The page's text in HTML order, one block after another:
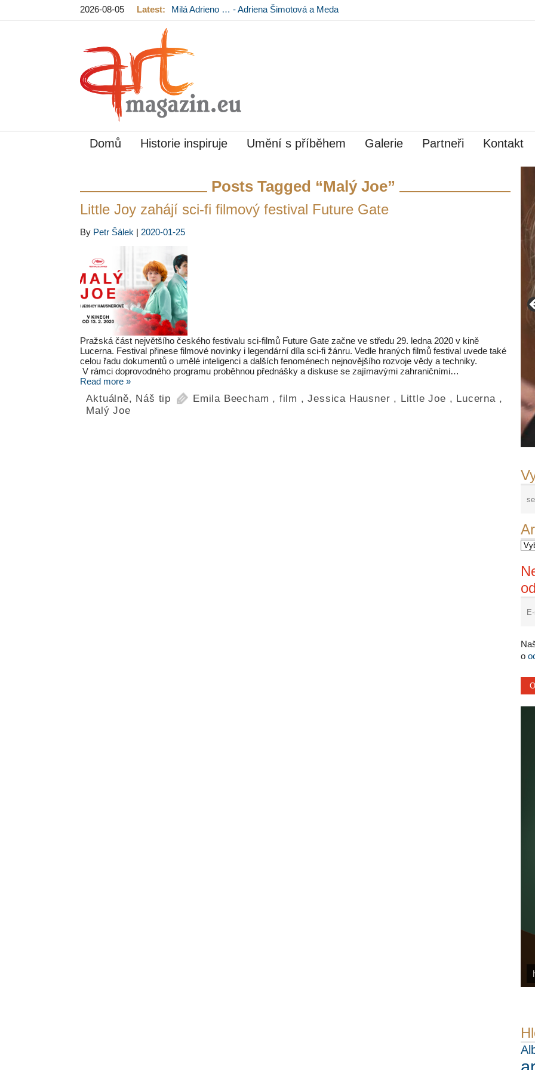
2026-08-05 Latest:
Milá Adrieno … - Adriena Šimotová a Meda
Domů Historie inspiruje Umění s příběhem Galerie Partneři Kontakt
o
Posts Tagged “Malý Joe”
Little Joy zahájí sci-fi filmový festival Future Gate
By Petr Šálek | 2020-01-25
Pražská část největšího českého festivalu sci-filmů Future Gate začne ve středu 29. ledna 2020 v kině
Lucerna. Festival přinese filmové novinky i legendární díla sci-fi žánru. Vedle hraných filmů festival uvede také
celou řadu dokumentů o umělé inteligenci a dalších fenoménech nejnovějšího rozvoje vědy a techniky.
V rámci doprovodného programu proběhnou přednášky a diskuse se zajímavými zahraničními…
Read more »
Aktuálně, Náš tip Emila Beecham , film ,Jessica Hausner , Little Joe , Lucerna,
Malý Joe